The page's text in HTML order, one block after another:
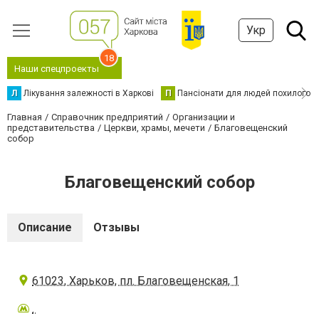
Укр
Наши спецпроекты
18
Л Лікування залежності в Харкові П Пансіонати для людей похилого
Главная Справочник предприятий
Организации и
представительства
Церкви, храмы, мечети
Благовещенский
собор
Благовещенский собор
Описание Отзывы
61023, Харьков, пл. Благовещенская, 1
.